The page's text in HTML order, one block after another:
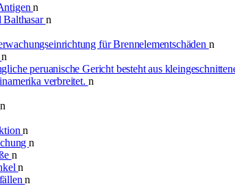
n
Balthasarn
für Brennelementschäden n
n
peruanische Gericht besteht aus
verbreitet. n
n
n
n
n
n
n